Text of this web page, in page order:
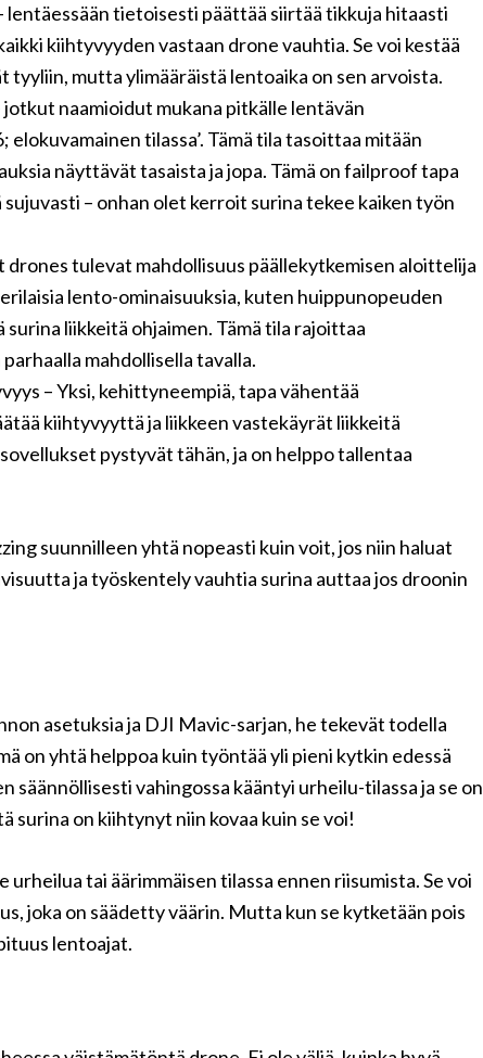
lentäessään tietoisesti päättää siirtää tikkuja hitaasti
kiihtyvyyden vastaan ​​drone vauhtia. Se voi kestää
tyyliin, mutta ylimääräistä lentoaika on sen arvoista.
jotkut naamioidut mukana pitkälle lentävän
elokuvamainen tilassa’. Tämä tila tasoittaa mitään
näyttävät tasaista ja jopa. Tämä on failproof tapa
– onhan olet kerroit surina tekee kaiken työn
drones tulevat mahdollisuus päällekytkemisen aloittelija
​​lento-ominaisuuksia, kuten huippunopeuden
liikkeitä ohjaimen. Tämä tila rajoittaa
mahdollisella tavalla.
– Yksi, kehittyneempiä, tapa vähentää
kiihtyvyyttä ja liikkeen vastekäyrät liikkeitä
pystyvät tähän, ja on helppo tallentaa
suunnilleen yhtä nopeasti kuin voit, jos niin haluat
ja työskentely vauhtia surina auttaa jos droonin
asetuksia ja DJI Mavic-sarjan, he tekevät todella
on yhtä helppoa kuin työntää yli pieni kytkin edessä
säännöllisesti vahingossa kääntyi urheilu-tilassa ja se on
surina on kiihtynyt niin kovaa kuin se voi!
tai äärimmäisen tilassa ennen riisumista. Se voi
joka on säädetty väärin. Mutta kun se kytketään pois
lentoajat.